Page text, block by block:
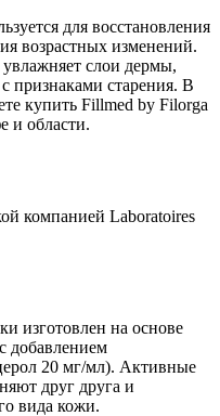
для восстановления
возрастных изменений.
слои дермы,
признаками старения. В
купить Fillmed by Filorga
и области.
компанией Laboratoires
изготовлен на основе
добавлением
20 мг/мл). Активные
друг друга и
вида кожи.